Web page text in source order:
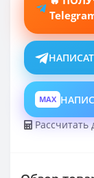
MAX
Рассчитать